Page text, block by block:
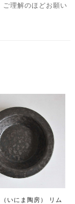
ご理解のほどお願い
いにま陶房） リム